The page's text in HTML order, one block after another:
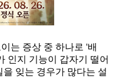
는 증상 중 하나로 '배
인지 기능이 갑자기 떨어
잊는 경우가 많다는 설